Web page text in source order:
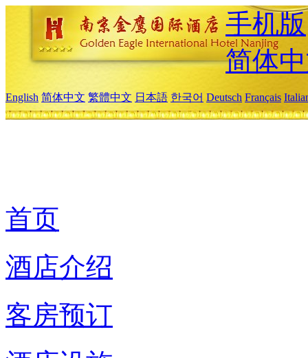
手机版
简体
English 简体中文 繁體中文 日本語 한국어 Deutsch Français
首页
酒店介绍
客房预订